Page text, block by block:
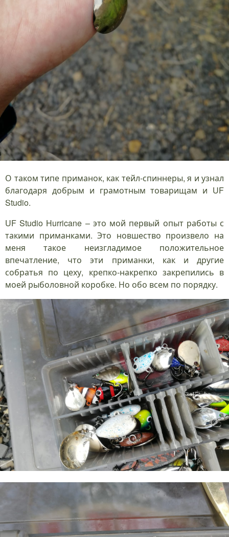
О таком типе приманок, как тейл-спиннеры, я и узнал
благодаря добрым и грамотным товарищам и UF
Studio.
UF Studio Hurricane – это мой первый опыт работы с
такими приманками. Это новшество произвело на
меня такое неизгладимое положительное
впечатление, что эти приманки, как и другие
собратья по цеху, крепко-накрепко закрепились в
моей рыболовной коробке. Но обо всем по порядку.